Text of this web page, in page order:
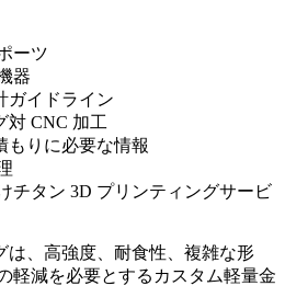
ーツ
器
ガイドライン
対 CNC 加工
もりに必要な情報
チタン 3D プリンティングサービ
は、高強度、耐食性、複雑な形
軽減を必要とするカスタム軽量金